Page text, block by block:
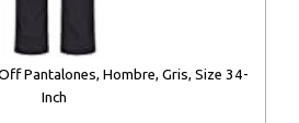
Pantalones, Hombre, Gris, Size 34-
Inch